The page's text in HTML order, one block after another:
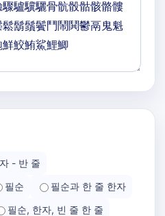
- 반 줄
필순
필순과 한 줄 한자
필순, 한자, 빈 줄 한 줄